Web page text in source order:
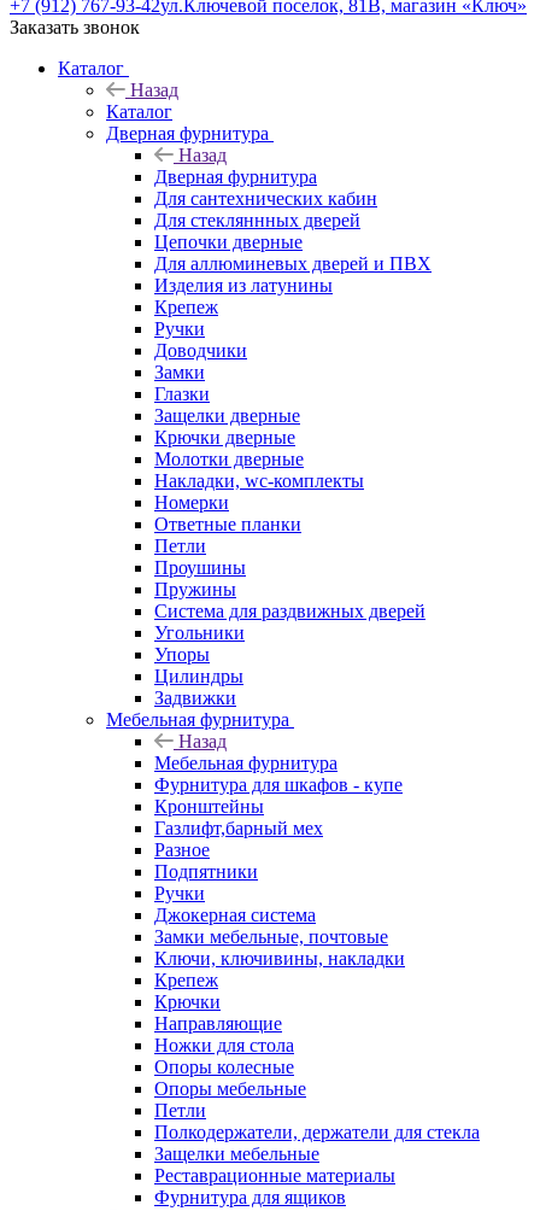
+7 (912) 767-93-42ул.Ключевой поселок, 81В, магазин «Ключ»
Заказать звонок
Каталог
Назад
Каталог
Дверная фурнитура
Назад
Дверная фурнитура
Для сантехнических кабин
Для стекляннных дверей
Цепочки дверные
Для аллюминевых дверей и ПВХ
Изделия из латунины
Крепеж
Ручки
Доводчики
Замки
Глазки
Защелки дверные
Крючки дверные
Молотки дверные
Накладки, wc-комплекты
Номерки
Ответные планки
Петли
Проушины
Пружины
Система для раздвижных дверей
Угольники
Упоры
Цилиндры
Задвижки
Мебельная фурнитура
Назад
Мебельная фурнитура
Фурнитура для шкафов - купе
Кронштейны
Газлифт,барный мех
Разное
Подпятники
Ручки
Джокерная система
Замки мебельные, почтовые
Ключи, ключивины, накладки
Крепеж
Крючки
Направляющие
Ножки для стола
Опоры колесные
Опоры мебельные
Петли
Полкодержатели, держатели для стекла
Защелки мебельные
Реставрационные материалы
Фурнитура для ящиков